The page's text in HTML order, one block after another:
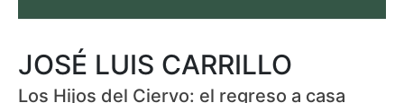
JOSÉ LUIS CARRILLO
Los Hijos del Ciervo: el regreso a casa